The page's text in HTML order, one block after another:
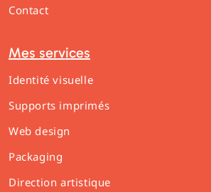
Contact
Mes services
Identité visuelle
Supports imprimés
Web design
Packaging
Direction artistique